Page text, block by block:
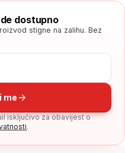
dostupno
stigne na zalihu. Bez
me
isključivo za obavijest o
.